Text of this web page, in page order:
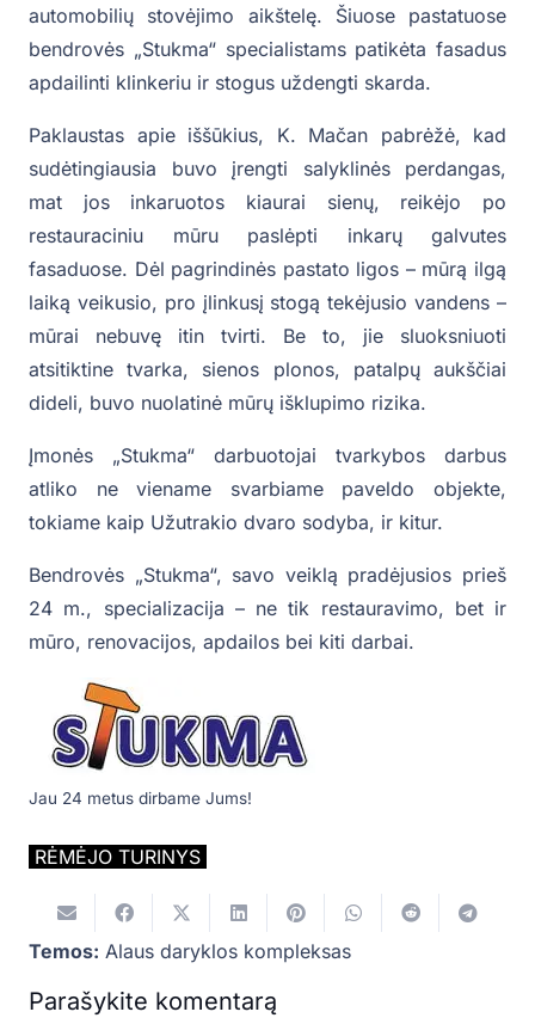
automobilių stovėjimo aikštelę. Šiuose pastatuose
bendrovės „Stukma“ specialistams patikėta fasadus
apdailinti klinkeriu ir stogus uždengti skarda.
Paklaustas apie iššūkius, K. Mačan pabrėžė, kad
sudėtingiausia buvo įrengti salyklinės perdangas,
mat jos inkaruotos kiaurai sienų, reikėjo po
restauraciniu mūru paslėpti inkarų galvutes
fasaduose. Dėl pagrindinės pastato ligos – mūrą ilgą
laiką veikusio, pro įlinkusį stogą tekėjusio vandens –
mūrai nebuvę itin tvirti. Be to, jie sluoksniuoti
atsitiktine tvarka, sienos plonos, patalpų aukščiai
dideli, buvo nuolatinė mūrų išklupimo rizika.
Įmonės „Stukma“ darbuotojai tvarkybos darbus
atliko ne viename svarbiame paveldo objekte,
tokiame kaip Užutrakio dvaro sodyba, ir kitur.
Bendrovės „Stukma“, savo veiklą pradėjusios prieš
24 m., specializacija – ne tik restauravimo, bet ir
mūro, renovacijos, apdailos bei kiti darbai.
Jau 24 metus dirbame Jums!
RĖMĖJO TURINYS
Temos: Alaus daryklos kompleksas
Parašykite komentarą